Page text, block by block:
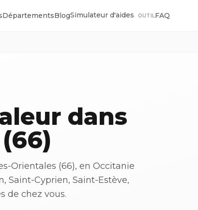
DépartementsBlogSimulateur d'aides OUTILFAQ
dans
Orientales (66), en Occitanie
Saint-Cyprien, Saint-Estève,
de chez vous.